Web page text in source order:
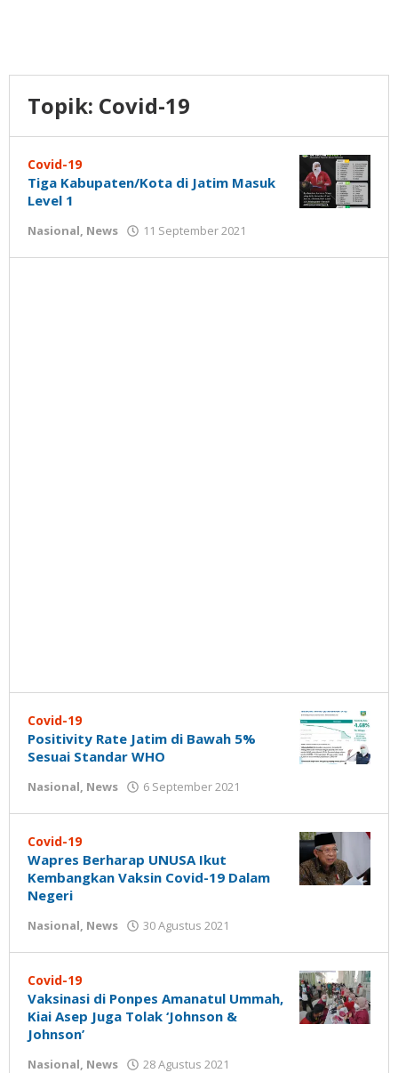
Topik: Covid-19
Covid-19
Tiga Kabupaten/Kota di Jatim Masuk
Level 1
Nasional, News 11 September 2021
Niswah
Covid-19
Positivity Rate Jatim di Bawah 5%
Sesuai Standar WHO
Nasional, News 6 September 2021
Susanto
Covid-19
Wapres Berharap UNUSA Ikut
Kembangkan Vaksin Covid-19 Dalam
Negeri
Nasional, News 30 Agustus 2021
Susanto
Covid-19
Vaksinasi di Ponpes Amanatul Ummah,
Kiai Asep Juga Tolak ‘Johnson &
Johnson’
Nasional, News 28 Agustus 2021